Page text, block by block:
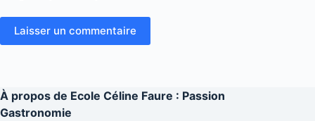
Laisser un commentaire
À propos de Ecole Céline Faure : Passion
Gastronomie